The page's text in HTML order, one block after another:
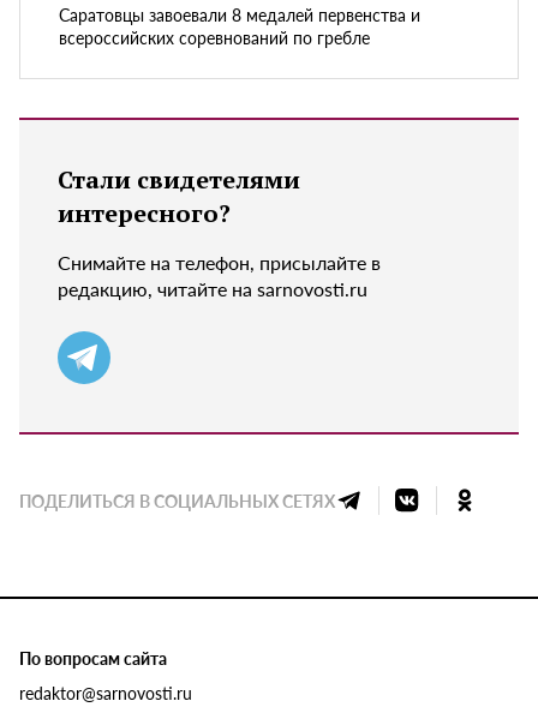
Саратовцы завоевали 8 медалей первенства и
всероссийских соревнований по гребле
Стали свидетелями
интересного?
Снимайте на телефон, присылайте в
редакцию, читайте на sarnovosti.ru
ПОДЕЛИТЬСЯ В СОЦИАЛЬНЫХ СЕТЯХ
По вопросам сайта
redaktor@sarnovosti.ru